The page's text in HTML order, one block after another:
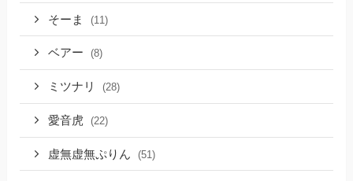
そーま (11)
ベアー (8)
ミツナリ (28)
愛音虎 (22)
虚無虚無ぷりん (51)